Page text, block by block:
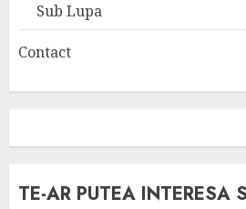
Sub Lupa
Contact
TE-AR PUTEA INTERESA